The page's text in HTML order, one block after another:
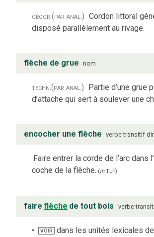
géogr.(par anal.) Cordon littoral
disposé parallèlement au rivage.
flèche de grue nom
techn.(par anal.) Partie d’une grue
d’attache qui sert à soulever une
encocher une flèche verbe transitif
Faire entrer la corde de l’arc dans
coche de la flèche. (inTLF)
faire flèche de tout bois verbe
VOIR
dans les unités lexicales de